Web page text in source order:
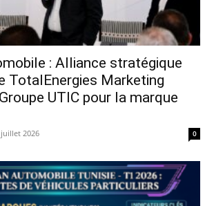
: Alliance stratégique
TotalEnergies Marketing
UTIC pour la marque
juillet 2026 0